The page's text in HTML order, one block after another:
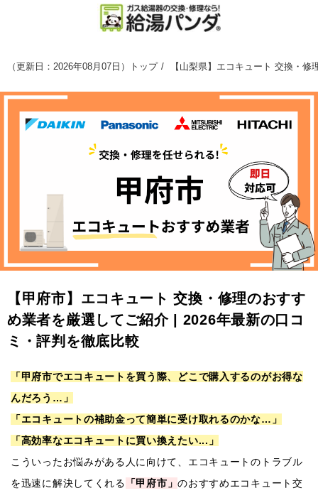
（更新日：2026年08月07日 ） トップ 【山梨県】エコキュート 交換・
【甲府市】エコキュート 交換・修理のおすす
め業者を厳選してご紹介 | 2026年最新の口コ
ミ・評判を徹底比較
「甲府市でエコキュートを買う際、どこで購入するのがお得な
んだろう…」
「エコキュートの補助金って簡単に受け取れるのかな…」
「高効率なエコキュートに買い換えたい...」
こういったお悩みがある人に向けて、エコキュートのトラブル
を迅速に解決してくれる
「甲府市」のおすすめエコキュート交